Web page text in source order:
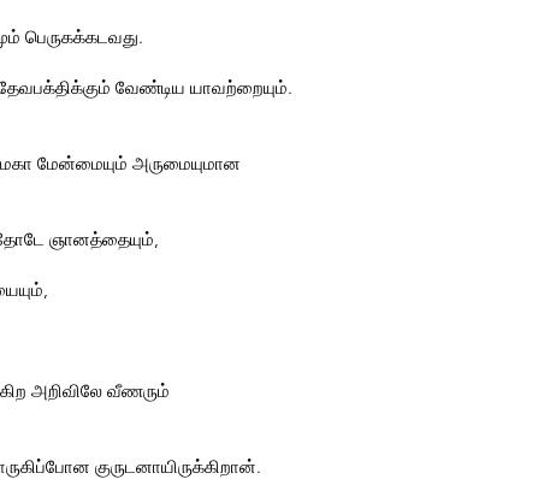
பெருகக்கடவது.
வேண்டிய யாவற்றையும்.
மகா மேன்மையும் அருமையுமான
ஞானத்தையும்,
அறிவிலே வீணரும்
குருடனாயிருக்கிறான்.